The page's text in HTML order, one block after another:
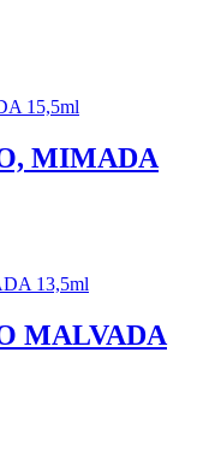
MIMADA
MALVADA